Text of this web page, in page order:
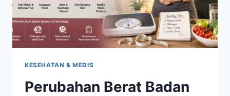
KESEHATAN & MEDIS
Perubahan Berat Badan